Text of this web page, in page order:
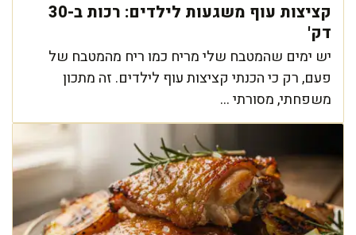
קציצות עוף משגעות לילדים: רכות ב-30
דק'
יש ימים שהמטבח שלי מריח כמו ריח מהמטבח של
פעם, רק כי הכנתי קציצות עוף לילדים. זה מתכון
משפחתי, מסורתי ...